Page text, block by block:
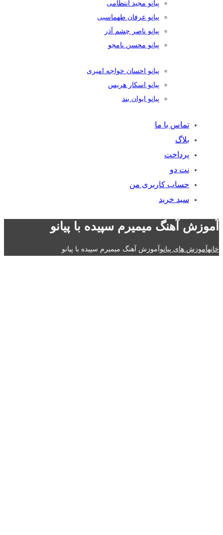
پیانو مجید انتظامی
پیانو عرفان طهماسبی
پیانو ناصر چشم آذر
پیانو محسن نامجو
پیانو احسان خواجه امیری
پیانو اسکار هریس
پیانو ایوان بند
تماس با ما
بلاگ
پرداخت
نت دو
حساب کاربری من
سبد خرید
آموزش آهنگ میمیرم سپیده با پیانو
خانهآموزش های پیانوآموزش آهنگ میمیرم سپیده با پیانو